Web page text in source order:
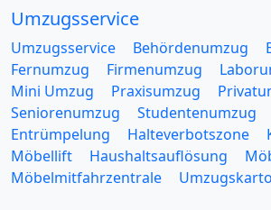
Umzugsservice
Umzugsservice Behördenumzug
Fernumzug
Firmenumzug
Mini Umzug
Praxisumzug
Seniorenumzug
Studentenumzug
Entrümpelung
Halteverbotszone
Möbellift
Haushaltsauflösung
Möbelmitfahrzentrale